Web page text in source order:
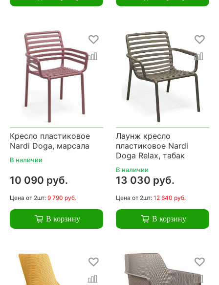
Кресло пластиковое
Nardi Doga, марсала
В наличии
10 090 руб.
Цена от 2шт: 9 790 руб.
В корзину
Лаунж кресло
пластиковое Nardi
Doga Relax, табак
В наличии
13 030 руб.
Цена от 2шт: 12 640 руб.
В корзину